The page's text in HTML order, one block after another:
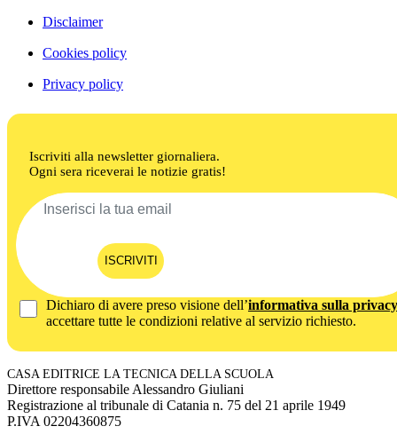
Disclaimer
Cookies policy
Privacy policy
Iscriviti alla newsletter giornaliera.
Ogni sera riceverai le notizie gratis!
ISCRIVITI
Dichiaro di avere preso visione dell’informativa sulla privacy
accettare tutte le condizioni relative al servizio richiesto.
CASA EDITRICE LA TECNICA DELLA SCUOLA
Direttore responsabile Alessandro Giuliani
Registrazione al tribunale di Catania n. 75 del 21 aprile 1949
P.IVA 02204360875